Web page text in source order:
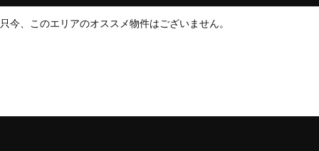
只今、このエリアのオススメ物件はございません。